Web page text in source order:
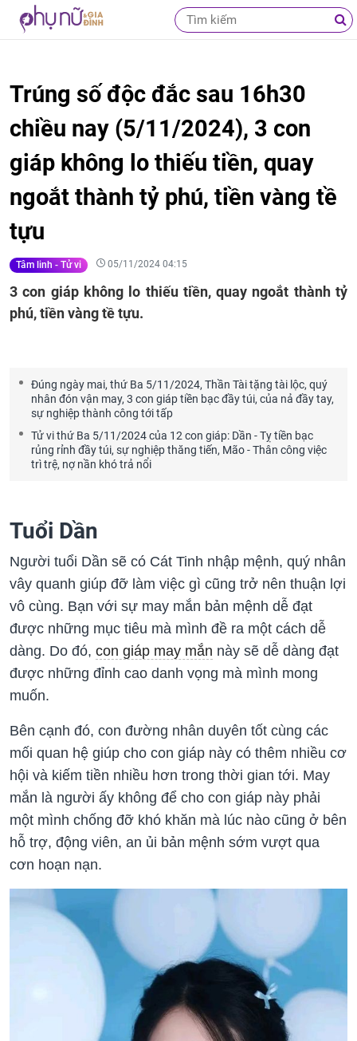
Trúng số độc đắc sau 16h30
chiều nay (5/11/2024), 3 con
giáp không lo thiếu tiền, quay
ngoắt thành tỷ phú, tiền vàng tề
tựu
Tâm linh - Tử vi 05/11/2024 04:15
3 con giáp không lo thiếu tiền, quay ngoắt thành tỷ
phú, tiền vàng tề tựu.
Đúng ngày mai, thứ Ba 5/11/2024, Thần Tài tặng tài lộc, quý
nhân đón vận may, 3 con giáp tiền bạc đầy túi, của nả đầy tay,
sự nghiệp thành công tới tấp
Tử vi thứ Ba 5/11/2024 của 12 con giáp: Dần - Tỵ tiền bạc
rủng rỉnh đầy túi, sự nghiệp thăng tiến, Mão - Thân công việc
trì trệ, nợ nần khó trả nổi
Tuổi Dần
Người tuổi Dần sẽ có Cát Tinh nhập mệnh, quý nhân
vây quanh giúp đỡ làm việc gì cũng trở nên thuận lợi
vô cùng. Bạn với sự may mắn bản mệnh dễ đạt
được những mục tiêu mà mình đề ra một cách dễ
dàng. Do đó, con giáp may mắn này sẽ dễ dàng đạt
được những đỉnh cao danh vọng mà mình mong
muốn.
Bên cạnh đó, con đường nhân duyên tốt cùng các
mối quan hệ giúp cho con giáp này có thêm nhiều cơ
hội và kiếm tiền nhiều hơn trong thời gian tới. May
mắn là người ấy không để cho con giáp này phải
một mình chống đỡ khó khăn mà lúc nào cũng ở bên
hỗ trợ, động viên, an ủi bản mệnh sớm vượt qua
cơn hoạn nạn.